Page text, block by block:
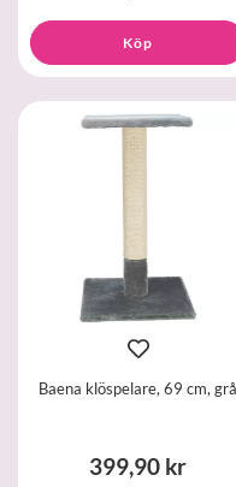
Köp
Baena klöspelare, 69 cm, grå
399,90 kr